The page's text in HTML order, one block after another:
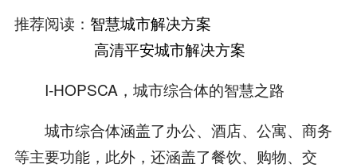
推荐阅读： 智慧城市解决方案
高清平安城市解决方案
I-HOPSCA，城市综合体的智慧之路
城市综合体涵盖了办公、酒店、公寓、商务
等主要功能，此外，还涵盖了餐饮、购物、交